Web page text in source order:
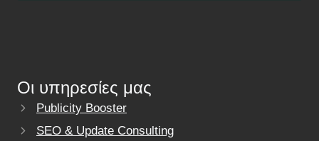
Οι υπηρεσίες μας
Publicity Booster
SEO & Update Consulting